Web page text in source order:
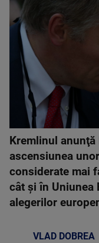
Kremlinul
ascensiunea
considerate mai
cât şi în Uniunea
alegerilor
VLAD DOBREA